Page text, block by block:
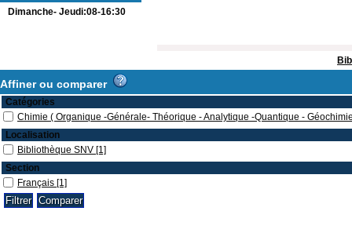
Dimanche- Jeudi:08-16:30
Affiner ou comparer
Catégories
Chimie ( Organique -Générale- Théorique - Analytique -Quantique -
Localisation
Bibliothèque SNV [1]
Section
Français [1]